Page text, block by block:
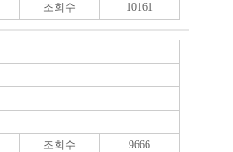
조회수 10161
조회수 9666